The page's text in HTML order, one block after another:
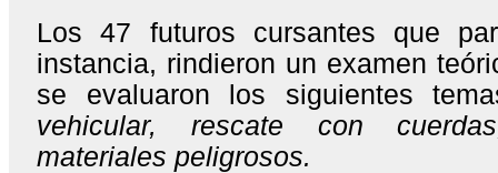
Los 47 futuros cursantes que
instancia, rindieron un examen
se evaluaron los siguientes
vehicular, rescate con
materiales peligrosos.